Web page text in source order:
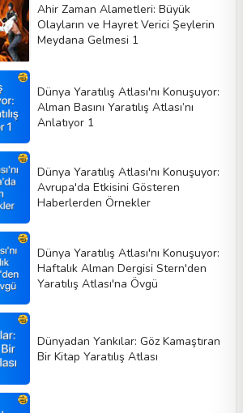
Ahir Zaman Alametleri: Büyük
Olayların ve Hayret Verici Şeylerin
Meydana Gelmesi 1
Dünya Yaratılış Atlası'nı Konuşuyor:
Alman Basını Yaratılış Atlası’nı
Anlatıyor 1
Dünya Yaratılış Atlası'nı Konuşuyor:
Avrupa'da Etkisini Gösteren
Haberlerden Örnekler
Dünya Yaratılış Atlası'nı Konuşuyor:
Haftalık Alman Dergisi Stern'den
Yaratılış Atlası'na Övgü
Dünyadan Yankılar: Göz Kamaştıran
Bir Kitap Yaratılış Atlası